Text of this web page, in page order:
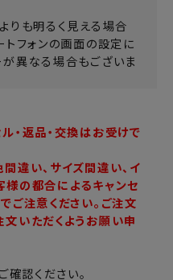
りも明るく見える場合
トフォンの画面の設定に
が異なる場合もございま
・返品・交換はお受けで
違い、サイズ間違い、イ
様の都合によるキャンセ
ご注意ください。ご注文
文いただくようお願い申
確認ください。